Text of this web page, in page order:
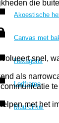
Akoestische
Canvas met
Hexagons
Ledframe
Muurcirkel
die
snel,
als
met het